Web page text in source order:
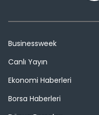
Businessweek
Canlı Yayın
Ekonomi Haberleri
Borsa Haberleri